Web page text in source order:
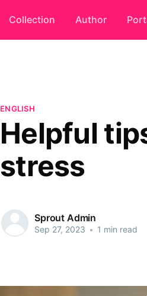
Collection Author
ENGLISH
Helpful
stress
Sprout Admin
Sep 27, 2023 • 1 min read